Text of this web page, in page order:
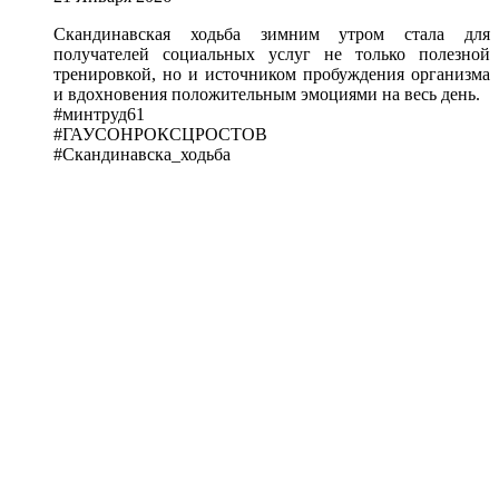
Скандинавская ходьба зимним утром стала для
получателей социальных услуг не только полезной
тренировкой, но и источником пробуждения организма
и вдохновения положительным эмоциями на весь день.
#минтруд61
#ГАУСОНРОКСЦРОСТОВ
#Скандинавска_ходьба